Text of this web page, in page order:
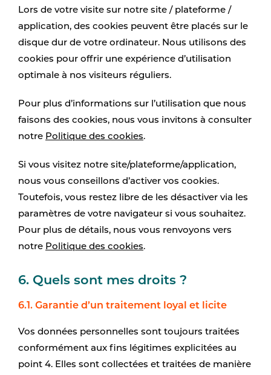
Lors de votre visite sur notre site / plateforme /
application, des cookies peuvent être placés sur le
disque dur de votre ordinateur. Nous utilisons des
cookies pour offrir une expérience d’utilisation
optimale à nos visiteurs réguliers.
Pour plus d’informations sur l’utilisation que nous
faisons des cookies, nous vous invitons à consulter
notre Politique des cookies.
Si vous visitez notre site/plateforme/application,
nous vous conseillons d’activer vos cookies.
Toutefois, vous restez libre de les désactiver via les
paramètres de votre navigateur si vous souhaitez.
Pour plus de détails, nous vous renvoyons vers
notre Politique des cookies.
6. Quels sont mes droits ?
6.1. Garantie d’un traitement loyal et licite
Vos données personnelles sont toujours traitées
conformément aux fins légitimes explicitées au
point 4. Elles sont collectées et traitées de manière